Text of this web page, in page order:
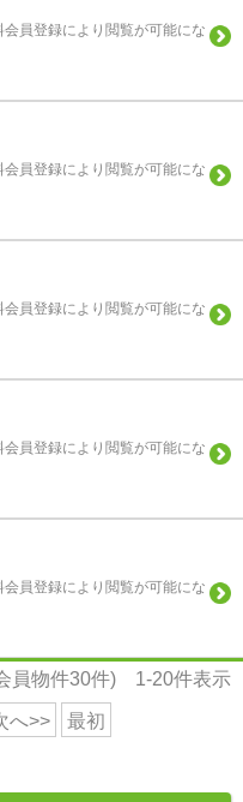
会員登録により閲覧が可能にな
会員登録により閲覧が可能にな
会員登録により閲覧が可能にな
会員登録により閲覧が可能にな
会員登録により閲覧が可能にな
員物件30件) 1-20件表示
へ>> 最初